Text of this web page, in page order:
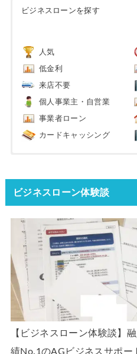
ビジネスローンを探す
人気
低金利
来店不要
個人事業主・自営業
事業者ローン
カードキャッシング
ビジネスローン体験談
【ビジネスローン体験談】
績No.1のAGビジネスサポー